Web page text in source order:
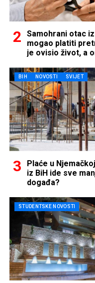
Samohrani otac
mogao platiti
je ovisio život, a
BIH NOVOSTI SVIJET
Plaće u
iz BiH ide sve
događa?
STUDENTSKE NOVOSTI